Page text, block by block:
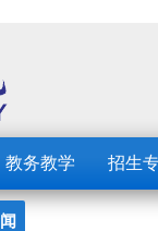
教务教学 招生